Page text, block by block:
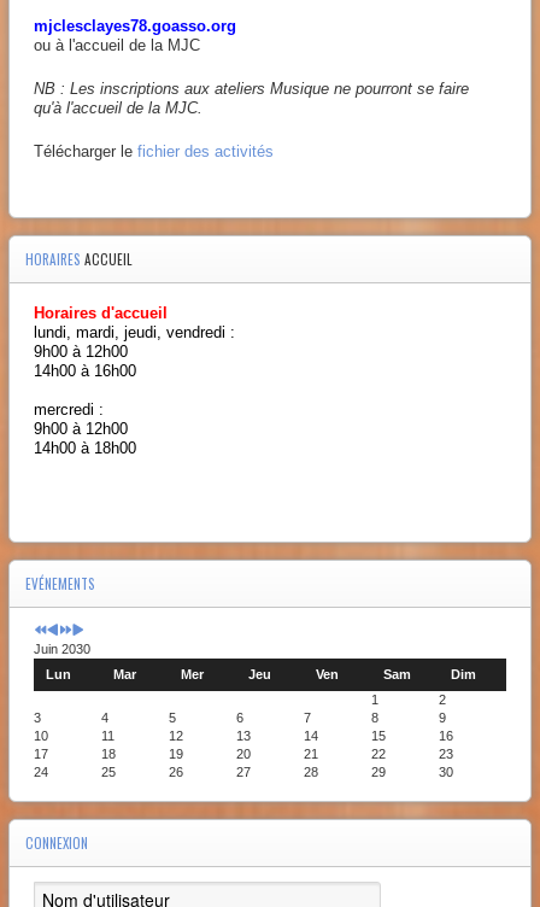
mjclesclayes78.goasso.org
ou à l'accueil de la MJC
NB : Les inscriptions aux ateliers Musique ne pourront se faire
qu'à l'accueil de la MJC.
Télécharger le fichier des activités
HORAIRES ACCUEIL
Horaires d'accueil
lundi, mardi, jeudi, vendredi :
9h00 à 12h00
14h00 à 16h00
mercredi :
9h00 à 12h00
14h00 à 18h00
EVÉNEMENTS
Juin 2030
Lun
Mar Mer Jeu Ven Sam
Dim
1
2
3
4 5 6 7 8
9
10
11 12 13 14 15
16
17
18 19 20 21 22
23
24
25 26 27 28 29 30
CONNEXION